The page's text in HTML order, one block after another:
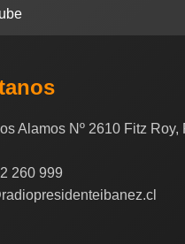
Alamos Nº 2610 Fitz Roy,
260 999